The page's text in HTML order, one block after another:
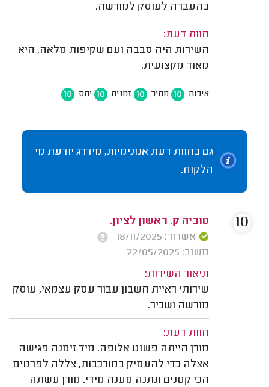
בהעברה לעוסק למורשה.
חוות דעת:
השירות היה סבבה ועם שקיפות מלאה, היא
מאוד מקצועית.
איכות 10 מחיר 10 זמנים 10 יחס 10
גם בחוות דעת אנונימיות, מידרג יודעת מי
הלקוח.
טוביה ק. ראשון לציון.
אשרור: 18/11/2025
משוב: 22/05/2025
תיאור השירות:
שירותי ראיית חשבון עבור עסק עצמאי, עוסק
מורשה ושכיר.
חוות דעת:
מורן הייתה פשוט אלופה. מיד זימנה פגישה
אצלה כדי להעמיק במורכבות, צללה לפרטים
הכי קטנים ונתנה מענה מידי. מורן עשתה
10